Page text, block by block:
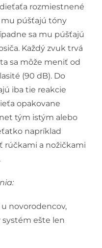
rozmiestnené
mu púšťajú tóny
sa mu púšťajú
Každý zvuk trvá
sa môže meniť od
(90 dB). Do
iba tie reakcie
opakovane
tým istým alebo
napríklad
rúčkami a nožičkami
novorodencov,
ešte len